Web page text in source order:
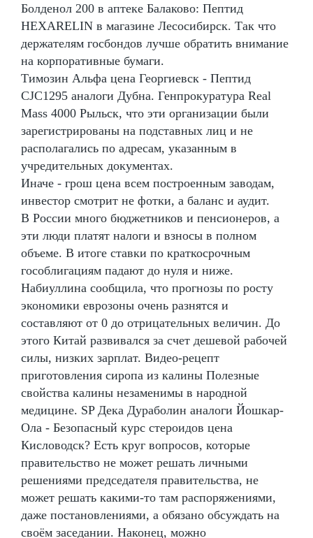
Болденол 200 в аптеке Балаково: Пептид
HEXARELIN в магазине Лесосибирск. Так что
держателям госбондов лучше обратить внимание
на корпоративные бумаги.
Tимозин Альфа цена Георгиевск - Пептид
CJC1295 аналоги Дубна. Генпрокуратура Real
Mass 4000 Рыльск, что эти организации были
зарегистрированы на подставных лиц и не
располагались по адресам, указанным в
учредительных документах.
Иначе - грош цена всем построенным заводам,
инвестор смотрит не фотки, а баланс и аудит.
В России много бюджетников и пенсионеров, а
эти люди платят налоги и взносы в полном
объеме. В итоге ставки по краткосрочным
гособлигациям падают до нуля и ниже.
Набиуллина сообщила, что прогнозы по росту
экономики еврозоны очень разнятся и
составляют от 0 до отрицательных величин. До
этого Китай развивался за счет дешевой рабочей
силы, низких зарплат. Видео-рецепт
приготовления сиропа из калины Полезные
свойства калины незаменимы в народной
медицине. SP Дека Дураболин аналоги Йошкар-
Ола - Безопасный курс стероидов цена
Кисловодск? Есть круг вопросов, которые
правительство не может решать личными
решениями председателя правительства, не
может решать какими-то там распоряжениями,
даже постановлениями, а обязано обсуждать на
своём заседании. Наконец, можно